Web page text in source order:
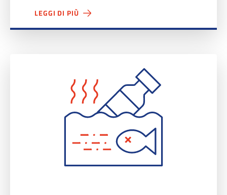
LEGGI DI PIÙ